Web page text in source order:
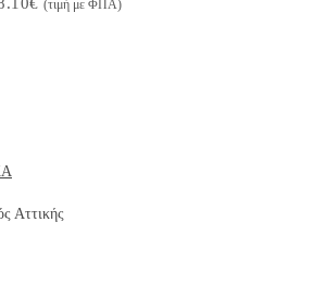
(τιμή με ΦΠΑ)
Αττικής